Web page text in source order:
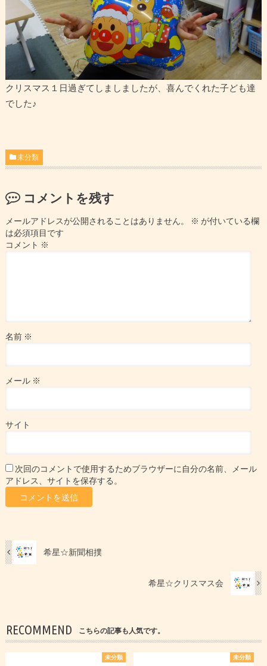
クリスマス１日過ぎてしましましたが、喜んでくれた子ども達
でした♪
未分類
コメントを残す
メールアドレスが公開されることはありません。 ※ が付いている欄
は必須項目です
コメント ※
名前 ※
メール ※
サイト
次回のコメントで使用するためブラウザーに自分の名前、メール
アドレス、サイトを保存する。
希星☆新聞相撲
希星☆クリスマス会
RECOMMEND こちらの記事も人気です。
未分類 未分類